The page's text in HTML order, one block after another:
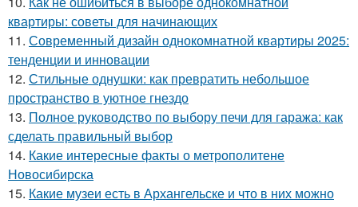
квартиры: советы для начинающих
11. Современный дизайн однокомнатной квартиры 2025:
тенденции и инновации
12. Стильные однушки: как превратить небольшое
пространство в уютное гнездо
13. Полное руководство по выбору печи для гаража: как
сделать правильный выбор
14. Какие интересные факты о метрополитене
Новосибирска
15. Какие музеи есть в Архангельске и что в них можно